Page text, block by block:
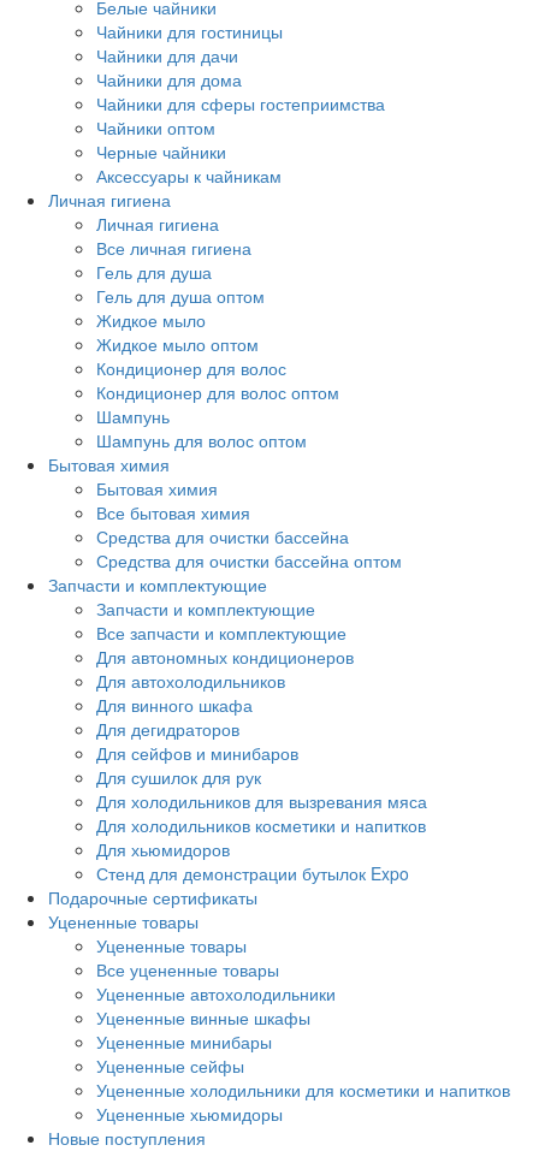
Белые чайники
Чайники для гостиницы
Чайники для дачи
Чайники для дома
Чайники для сферы гостеприимства
Чайники оптом
Черные чайники
Аксессуары к чайникам
Личная гигиена
Личная гигиена
Все личная гигиена
Гель для душа
Гель для душа оптом
Жидкое мыло
Жидкое мыло оптом
Кондиционер для волос
Кондиционер для волос оптом
Шампунь
Шампунь для волос оптом
Бытовая химия
Бытовая химия
Все бытовая химия
Средства для очистки бассейна
Средства для очистки бассейна оптом
Запчасти и комплектующие
Запчасти и комплектующие
Все запчасти и комплектующие
Для автономных кондиционеров
Для автохолодильников
Для винного шкафа
Для дегидраторов
Для сейфов и минибаров
Для сушилок для рук
Для холодильников для вызревания мяса
Для холодильников косметики и напитков
Для хьюмидоров
Стенд для демонстрации бутылок Expo
Подарочные сертификаты
Уцененные товары
Уцененные товары
Все уцененные товары
Уцененные автохолодильники
Уцененные винные шкафы
Уцененные минибары
Уцененные сейфы
Уцененные холодильники для косметики и напитков
Уцененные хьюмидоры
Новые поступления